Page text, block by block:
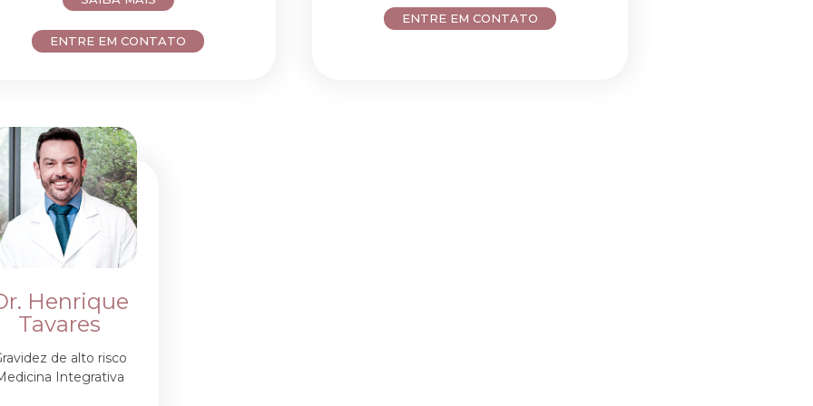
ENTRE EM CONTATO
ENTRE EM CONTATO
Henrique
Tavares
de alto risco
Integrativa